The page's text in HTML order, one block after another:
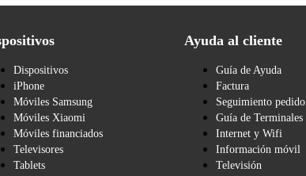
Dispositivos
iPhone
Móviles Samsung
Móviles Xiaomi
Móviles financiados
Televisores
Tablets
Ayuda al cliente
Guía de Ayuda
Factura
Seguimiento pedido
Guía de Terminales
Internet y Wifi
Información móvil
Televisión